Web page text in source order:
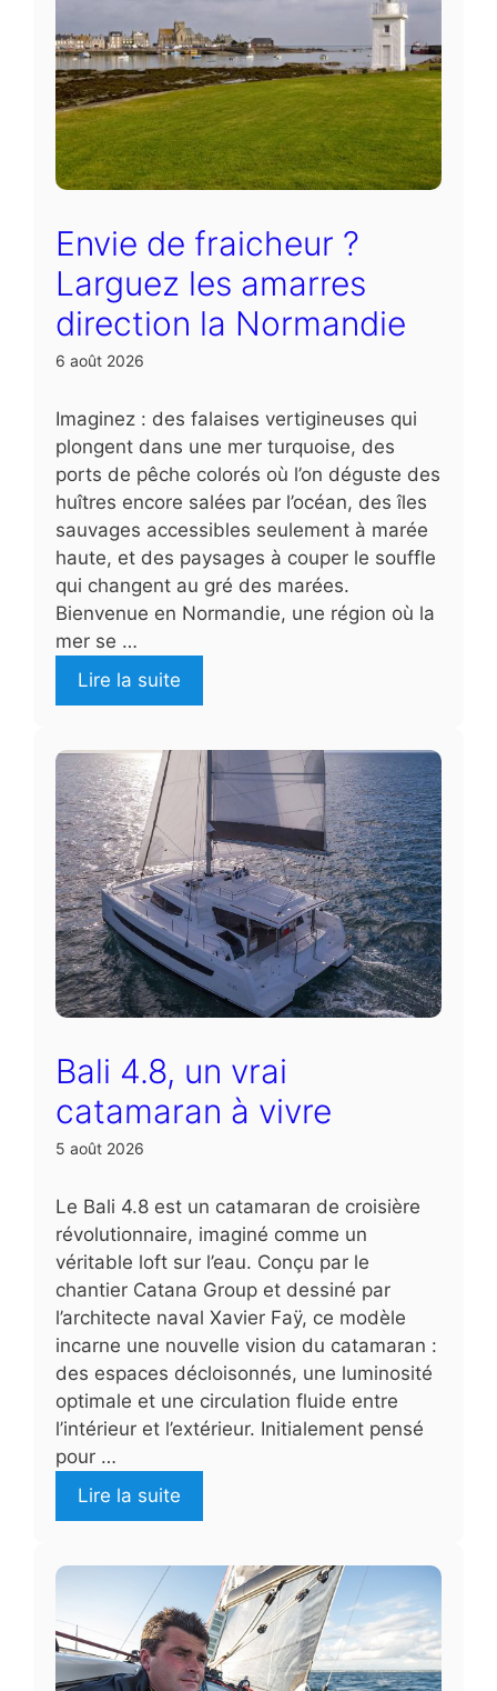
Envie de fraicheur ?
Larguez les amarres
direction la Normandie
6 août 2026
Imaginez : des falaises vertigineuses qui
plongent dans une mer turquoise, des
ports de pêche colorés où l’on déguste des
huîtres encore salées par l’océan, des îles
sauvages accessibles seulement à marée
haute, et des paysages à couper le souffle
qui changent au gré des marées.
Bienvenue en Normandie, une région où la
mer se …
Lire la suite
Bali 4.8, un vrai
catamaran à vivre
5 août 2026
Le Bali 4.8 est un catamaran de croisière
révolutionnaire, imaginé comme un
véritable loft sur l’eau. Conçu par le
chantier Catana Group et dessiné par
l’architecte naval Xavier Faÿ, ce modèle
incarne une nouvelle vision du catamaran :
des espaces décloisonnés, une luminosité
optimale et une circulation fluide entre
l’intérieur et l’extérieur. Initialement pensé
pour …
Lire la suite